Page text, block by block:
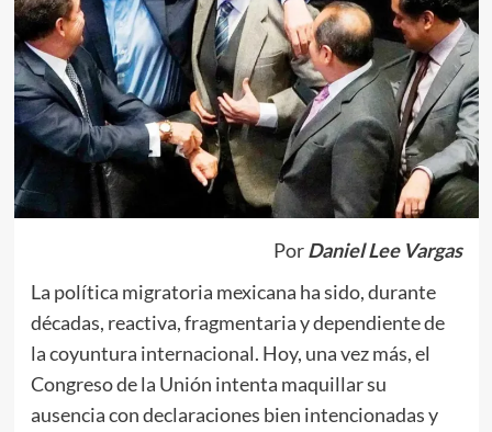
PorDaniel Lee Vargas
La política migratoria mexicana ha sido, durante
décadas, reactiva, fragmentaria y dependiente de
la coyuntura internacional. Hoy, una vez más, el
Congreso de la Unión intenta maquillar su
ausencia con declaraciones bien intencionadas y